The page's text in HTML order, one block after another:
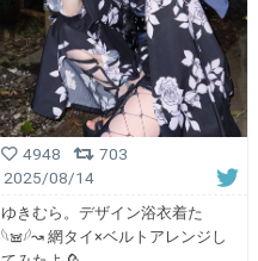
4948
703
2025/08/14
ゆきむら。デザイン浴衣着た
𓆩𖠌𓆪↝ 網タイ×ベルトアレンジし